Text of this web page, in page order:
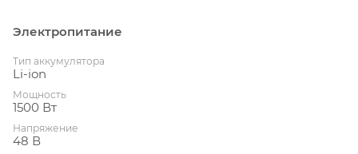
Электропитание
Тип аккумулятора
Li-ion
Мощность
1500 Вт
Напряжение
48 В